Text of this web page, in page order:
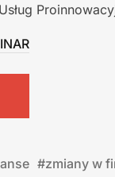
#zmiany w